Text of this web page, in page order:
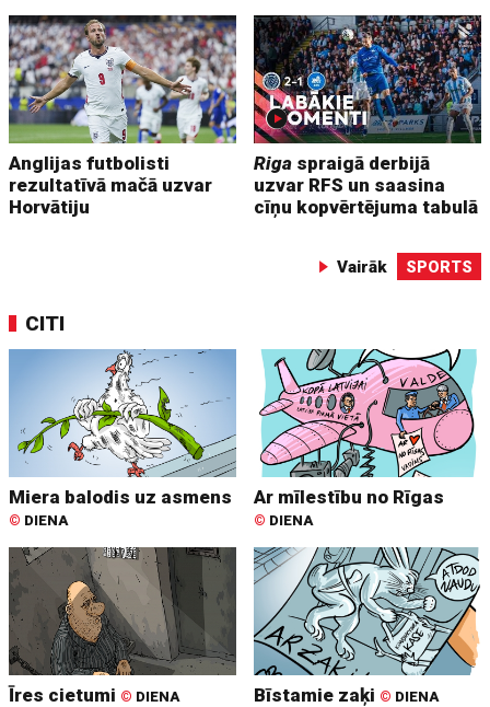
Anglijas futbolisti
rezultatīvā mačā uzvar
Horvātiju
Riga spraigā derbijā
uzvar RFS un saasina
cīņu kopvērtējuma tabulā
Vairāk SPORTS
CITI
Miera balodis uz asmens
© DIENA
Ar mīlestību no Rīgas
© DIENA
Īres cietumi © DIENA Bīstamie zaķi © DIENA